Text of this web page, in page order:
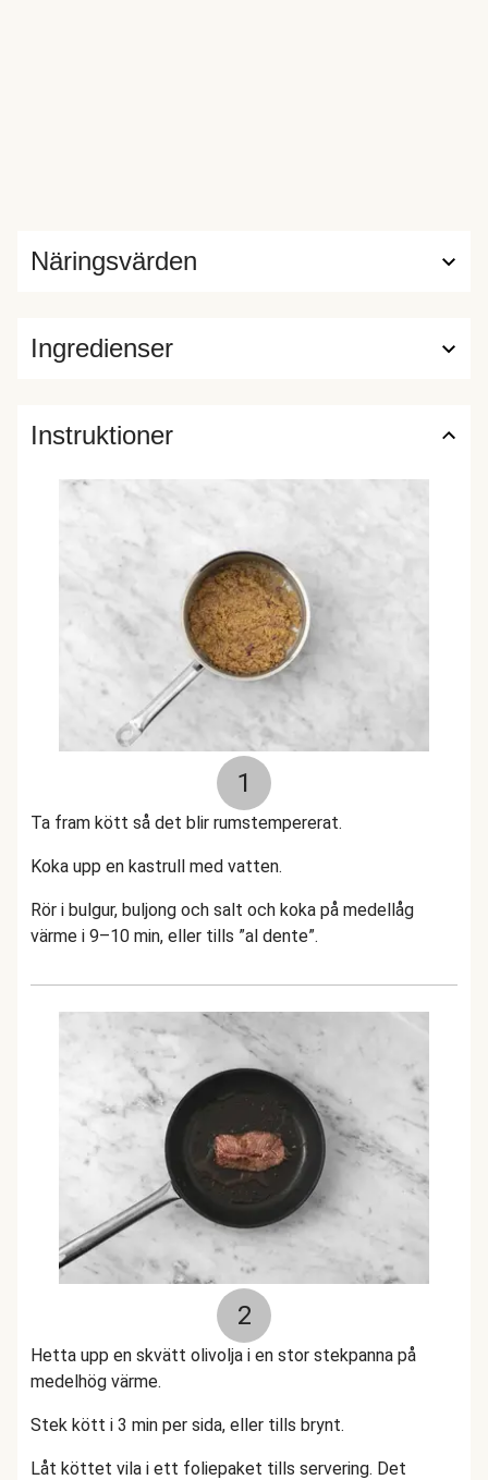
Ingredienser
Näringsvärden
Instruktioner
1
Ta fram kött så det blir rumstempererat.
Koka upp en kastrull med vatten.
Rör i bulgur, buljong och salt och koka på medellåg
värme i 9–10 min, eller tills ”al dente”.
2
Hetta upp en skvätt olivolja i en stor stekpanna på
medelhög värme.
Stek kött i 3 min per sida, eller tills brynt.
Låt köttet vila i ett foliepaket tills servering. Det